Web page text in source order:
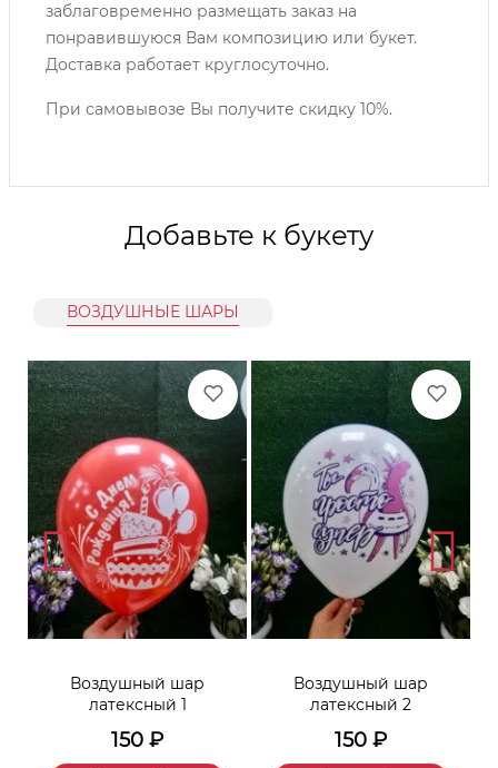
заблаговременно размещать заказ на
понравившуюся Вам композицию или букет.
Доставка работает круглосуточно.
При самовывозе Вы получите скидку 10%.
Добавьте к букету
ВОЗДУШНЫЕ ШАРЫ
Воздушный шар
латексный 1
150 ₽
Воздушный шар
латексный 2
150 ₽